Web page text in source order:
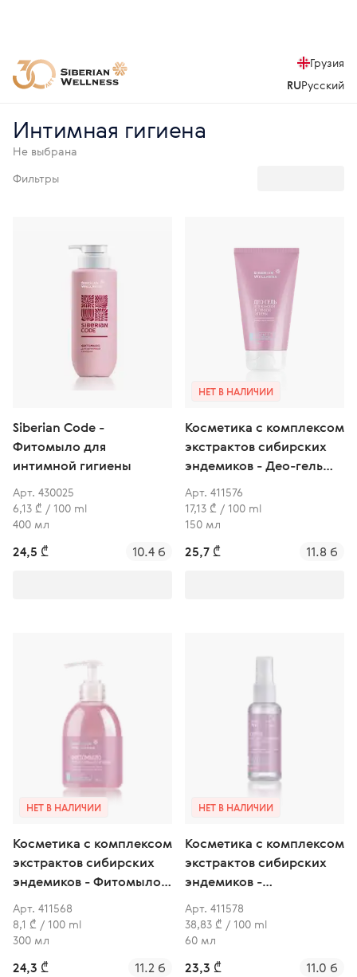
Грузия
RUРусский
Интимная гигиена
Не выбрана
Фильтры
Siberian Code -
Фитомыло для
интимной гигиены
Арт. 430025
6,13 ₾ / 100 ml
400 мл
24,5 ₾ 10.4 б
НЕТ В НАЛИЧИИ
Косметика с комплексом
экстрактов сибирских
эндемиков - Део-гель
для женской интимной
гигиены
Арт. 411576
17,13 ₾ / 100 ml
150 мл
25,7 ₾ 11.8 б
НЕТ В НАЛИЧИИ
Косметика с комплексом
экстрактов сибирских
эндемиков - Фитомыло
для интимной гигиены
Арт. 411568
8,1 ₾ / 100 ml
300 мл
24,3 ₾ 11.2 б
НЕТ В НАЛИЧИИ
Косметика с комплексом
экстрактов сибирских
эндемиков -
Антибактериальный
спрей для интимной
гигиены
Арт. 411578
38,83 ₾ / 100 ml
60 мл
23,3 ₾ 11.0 б